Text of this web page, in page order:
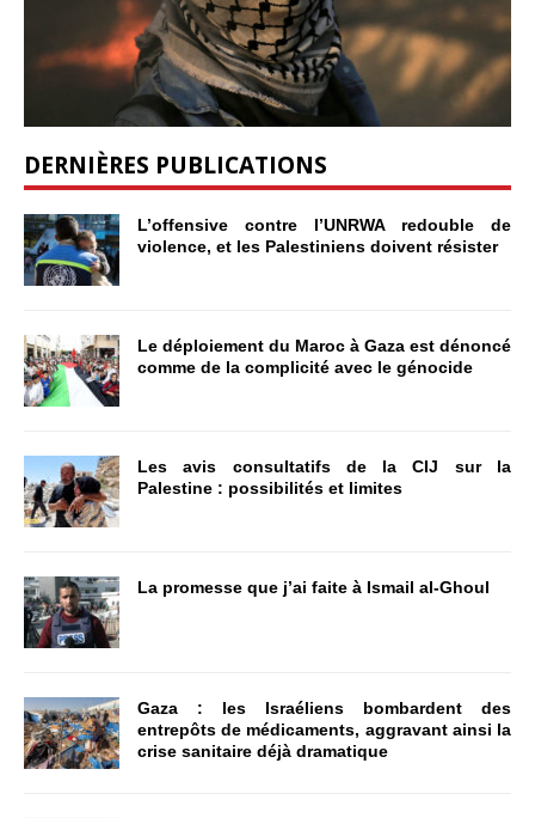
DERNIÈRES PUBLICATIONS
L’offensive contre l’UNRWA redouble de
violence, et les Palestiniens doivent résister
Le déploiement du Maroc à Gaza est dénoncé
comme de la complicité avec le génocide
Les avis consultatifs de la CIJ sur la
Palestine : possibilités et limites
La promesse que j’ai faite à Ismail al-Ghoul
Gaza : les Israéliens bombardent des
entrepôts de médicaments, aggravant ainsi la
crise sanitaire déjà dramatique